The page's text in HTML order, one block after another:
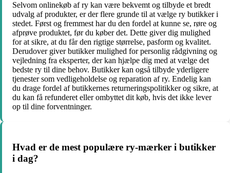
Selvom onlinekøb af ry kan være bekvemt og tilbyde et bredt
udvalg af produkter, er der flere grunde til at vælge ry butikker i
stedet. Først og fremmest har du den fordel at kunne se, røre og
afprøve produktet, før du køber det. Dette giver dig mulighed
for at sikre, at du får den rigtige størrelse, pasform og kvalitet.
Derudover giver butikker mulighed for personlig rådgivning og
vejledning fra eksperter, der kan hjælpe dig med at vælge det
bedste ry til dine behov. Butikker kan også tilbyde yderligere
tjenester som vedligeholdelse og reparation af ry. Endelig kan
du drage fordel af butikkernes returneringspolitikker og sikre, at
du kan få refunderet eller ombyttet dit køb, hvis det ikke lever
op til dine forventninger.
Hvad er de mest populære ry-mærker i butikker
i dag?